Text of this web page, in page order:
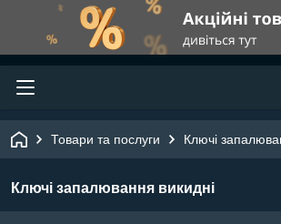
Товари та послуги Ключі
Ключі запалювання викидні